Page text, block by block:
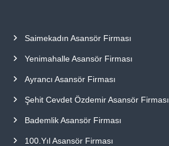
Saimekadın Asansör Firması
Yenimahalle Asansör Firması
Ayrancı Asansör Firması
Şehit Cevdet Özdemir Asansör Firması
Bademlik Asansör Firması
100.Yıl Asansör Firması